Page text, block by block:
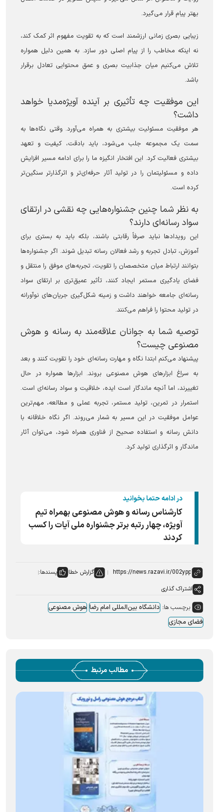
بهتر پیام قرار می‌گیرد.
زیبایی بصری زمانی ارزشمند است که به تقویت مفهوم اثر کمک کند،
نه اینکه مخاطب را از پیام اصلی دور سازد. به همین دلیل همواره
تلاش می‌کنیم میان جذابیت بصری و عمق محتوایی تعادل برقرار
باشد.
این موفقیت چه تأثیری بر آینده آویژه‌مدیا خواهد
داشت؟
هر موفقیت مسئولیت بیشتری به همراه می‌آورد. وقتی نگاه‌ها به
سمت یک مجموعه جلب می‌شود، باید بادقت، کیفیت و تعهد
بیشتری فعالیت کرد. این افتخار انگیزه ما را برای ادامه مسیر افزایش
داده و مسئولیتمان را در تولید آثار حرفه‌ای‌تر و اثرگذارتر سنگین‌تر
کرده است.
به نظر شما چنین جشنواره‌هایی چه نقشی در ارتقای
سواد رسانه‌ای دارند؟
این رویدادها نباید صرفاً رقابتی باشند، بلکه باید به بستری برای
آموزش، تبادل تجربه و رشد فعالان رسانه تبدیل شوند. اگر جشنواره‌ها
بتوانند ارتباط میان متخصصان را تقویت، تجربه‌های موفق را منتقل و
فضای یادگیری مستمر ایجاد کنند، تأثیر عمیق‌تری بر ارتقای سواد
رسانه‌ای جامعه خواهند داشت و زمینه شکل‌گیری جریان‌های نوآورانه
در تولید محتوا را فراهم می‌کنند.
توصیه شما به جوانان علاقه‌مند به رسانه و هوش
مصنوعی چیست؟
پیشنهاد می‌کنم ابتدا نگاه و مهارت رسانه‌ای خود را تقویت کنند و بعد
به سراغ ابزارهای هوش مصنوعی بروند. ابزارها همواره در حال
تغییرند، اما آنچه ماندگار است ایده، خلاقیت و سواد رسانه‌ای است.
استمرار در تمرین، تولید مستمر، تجربه عملی و مطالعه، مهم‌ترین
عوامل موفقیت در این مسیر به شمار می‌روند. اگر نگاه خلاقانه با
دانش رسانه و استفاده صحیح از فناوری همراه شود، می‌توان آثار
ماندگار و اثرگذاری تولید کرد.
در ادامه حتما بخوانید
کارشناس رسانه و هوش مصنوعی بهمراه تیم
آویژه، چهار رتبه برتر جشنواره ملی آیات را کسب
کردند
گزارش خطا
پسندها:
اشتراک گذاری
برچسب ها: دانشگاه بین‌المللی امام رضا هوش مصنوعی
فضای مجازی
مطالب مرتبط